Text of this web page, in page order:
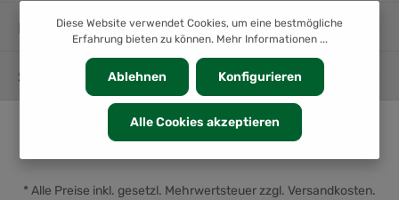
INFORMATION
SERVICE
* Alle Preise inkl. gesetzl. Mehrwertsteuer zzgl. Versandkosten.
Diese Website verwendet Cookies, um eine bestmögliche
Erfahrung bieten zu können. Mehr Informationen ...
Ablehnen Konfigurieren
Alle Cookies akzeptieren